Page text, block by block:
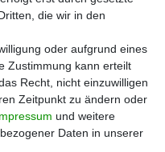
SSL gesichert
die wir in den
oder aufgrund eines
Zustimmung kann erteilt
Recht, nicht einzuwilligen
Zeitpunkt zu ändern oder
und weitere
Daten in unserer